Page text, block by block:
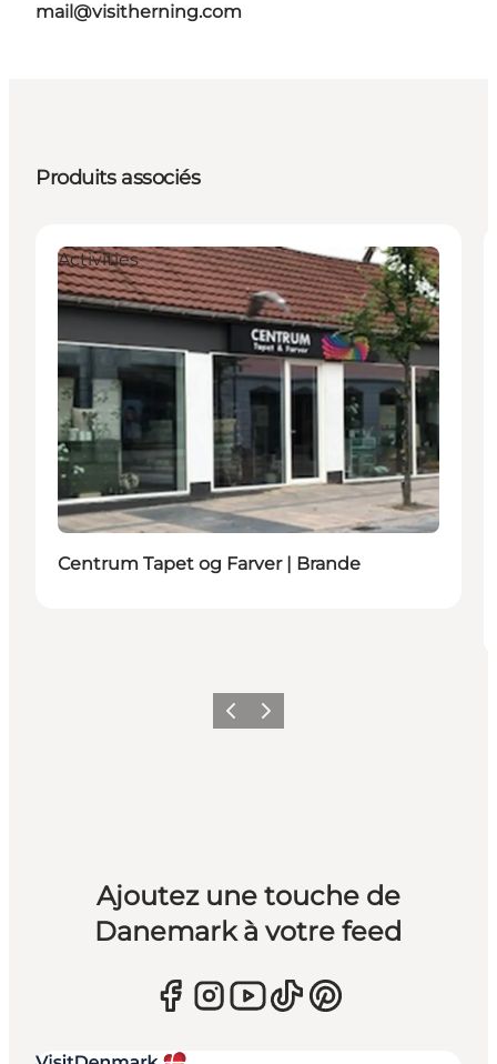
mail@visitherning.com
Produits associés
Activities
Centrum Tapet og Farver | Brande
PrécédentSuivant
Ajoutez une touche de
Danemark à votre feed